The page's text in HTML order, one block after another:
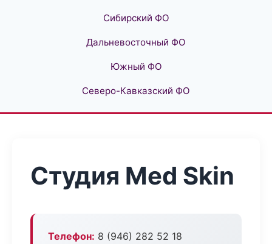
Сибирский ФО
Дальневосточный ФО
Южный ФО
Северо-Кавказский ФО
Студия Med Skin
Телефон: 8 (946) 282 52 18